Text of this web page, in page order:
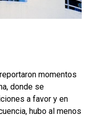
momentos
donde se
a favor y en
hubo al menos